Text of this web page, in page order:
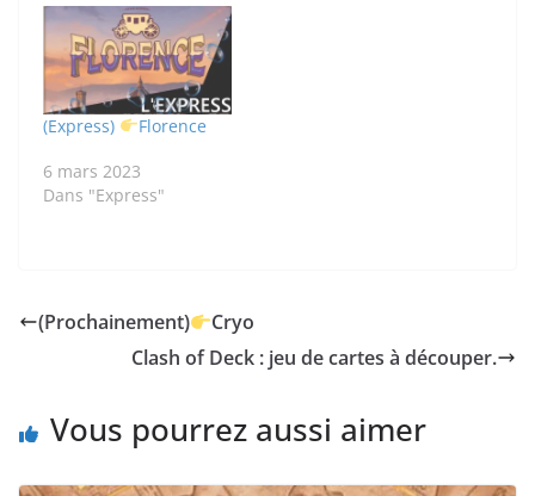
(Express)
Florence
6 mars 2023
Dans "Express"
(Prochainement)
Cryo
Clash of Deck : jeu de cartes à découper.
Vous pourrez aussi aimer